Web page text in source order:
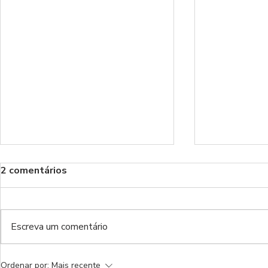
Não tapes a boca
2 comentários
Escreva um comentário
Ordenar por: Mais recente